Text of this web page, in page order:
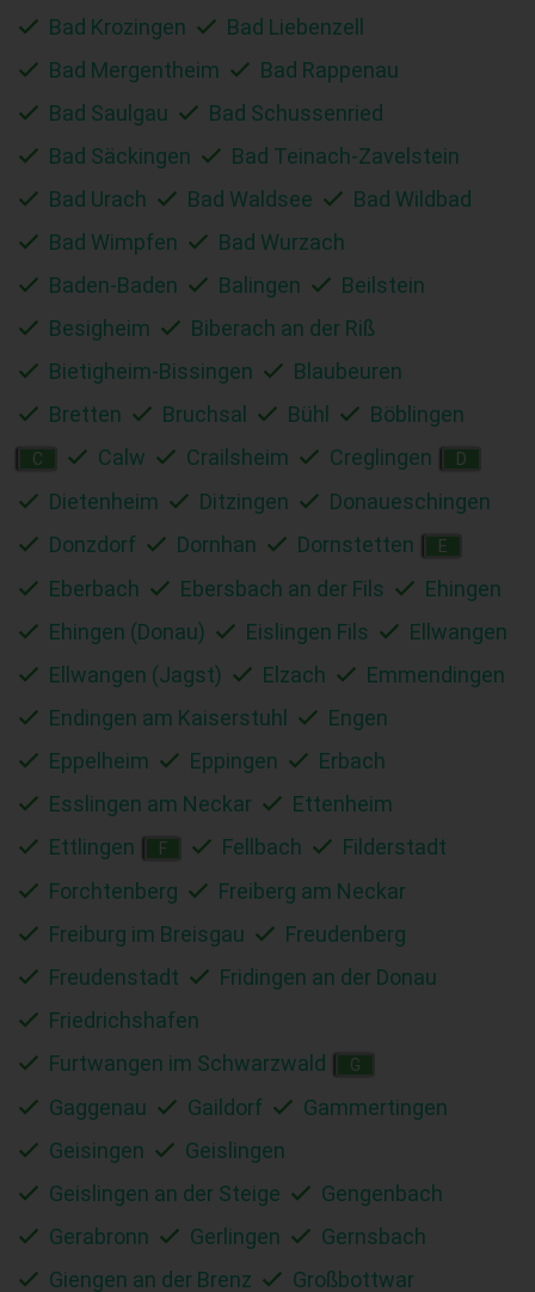
Bad Krozingen
Bad Liebenzell
Bad Mergentheim
Bad Rappenau
Bad Saulgau
Bad Schussenried
Bad Säckingen
Bad Teinach-Zavelstein
Bad Urach
Bad Waldsee
Bad Wildbad
Bad Wimpfen
Bad Wurzach
Baden-Baden
Balingen
Beilstein
Besigheim
Biberach an der Riß
Bietigheim-Bissingen
Blaubeuren
Bretten
Bruchsal Bühl Böblingen
C Calw Crailsheim Creglingen D
Dietenheim Ditzingen
Donaueschingen
Donzdorf
Dornhan Dornstetten E
Eberbach Ebersbach an der Fils
Ehingen
Ehingen (Donau)
Eislingen Fils
Ellwangen
Ellwangen (Jagst)
Elzach
Emmendingen
Endingen am Kaiserstuhl
Engen
Eppelheim
Eppingen
Erbach
Esslingen am Neckar
Ettenheim
Ettlingen
F Fellbach
Filderstadt
Forchtenberg
Freiberg am Neckar
Freiburg im Breisgau
Freudenberg
Freudenstadt
Fridingen an der Donau
Friedrichshafen
Furtwangen im Schwarzwald
G
Gaggenau Gaildorf
Gammertingen
Geisingen
Geislingen
Geislingen an der Steige
Gengenbach
Gerabronn
Gerlingen
Gernsbach
Giengen an der Brenz
Großbottwar